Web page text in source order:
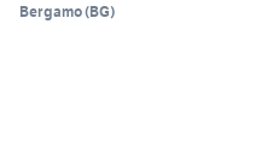
Bergamo(BG)